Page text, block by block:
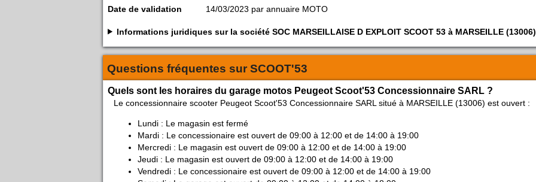
Date de validation
14/03/2023 par annuaire MOTO
Informations juridiques sur la société SOC MARSEILLAISE D EXPLOIT SCOOT 53 à MARSEILLE (13006)
Questions fréquentes surSCOOT'53
Quels sont les horaires du garage motos Peugeot Scoot'53 Concessionnaire SARL ?
Le concessionnaire scooter Peugeot Scoot'53 Concessionnaire SARL situé à MARSEILLE (13006) est ouvert :
Lundi : Le magasin est fermé
Mardi : Le concessionaire est ouvert de 09:00 à 12:00 et de 14:00 à 19:00
Mercredi : Le magasin est ouvert de 09:00 à 12:00 et de 14:00 à 19:00
Jeudi : Le magasin est ouvert de 09:00 à 12:00 et de 14:00 à 19:00
Vendredi : Le concessionaire est ouvert de 09:00 à 12:00 et de 14:00 à 19:00